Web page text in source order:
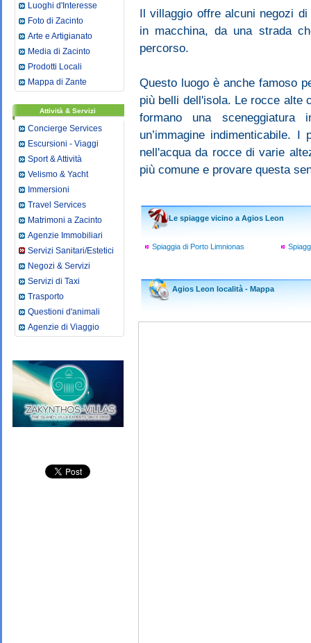
Luoghi d'Interesse
Foto di Zacinto
Arte e Artigianato
Media di Zacinto
Prodotti Locali
Mappa di Zante
Attività & Servizi
Concierge Services
Escursioni - Viaggi
Sport & Attività
Velismo & Yacht
Immersioni
Travel Services
Matrimoni a Zacinto
Agenzie Immobiliari
Servizi Sanitari/Estetici
Negozi & Servizi
Servizi di Taxi
Trasporto
Questioni d'animali
Agenzie di Viaggio
Il villaggio offre alcuni negozi
in macchina, da una strada
percorso.
Questo luogo è anche famoso
più belli dell'isola. Le rocce alte
formano una
un’immagine indimenticabile.
nell'acqua da rocce di varie
più comune e provare questa
Le spiagge vicino a Agios Leon
Spiaggia di Porto Limnionas
Agios Leon località - Mappa